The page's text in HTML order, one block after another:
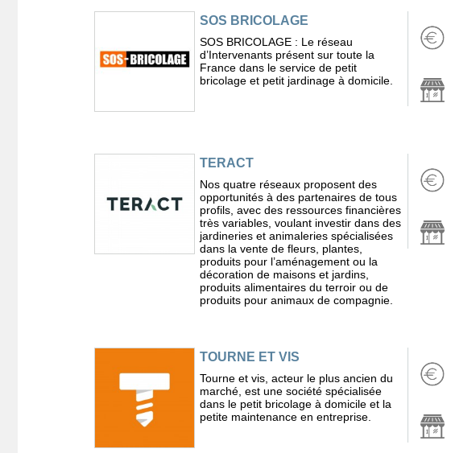
SOS BRICOLAGE
SOS BRICOLAGE : Le réseau
d’Intervenants présent sur toute la
France dans le service de petit
bricolage et petit jardinage à domicile.
TERACT
Nos quatre réseaux proposent des
opportunités à des partenaires de tous
profils, avec des ressources financières
très variables, voulant investir dans des
jardineries et animaleries spécialisées
dans la vente de fleurs, plantes,
produits pour l’aménagement ou la
décoration de maisons et jardins,
produits alimentaires du terroir ou de
produits pour animaux de compagnie.
TOURNE ET VIS
Tourne et vis, acteur le plus ancien du
marché, est une société spécialisée
dans le petit bricolage à domicile et la
petite maintenance en entreprise.